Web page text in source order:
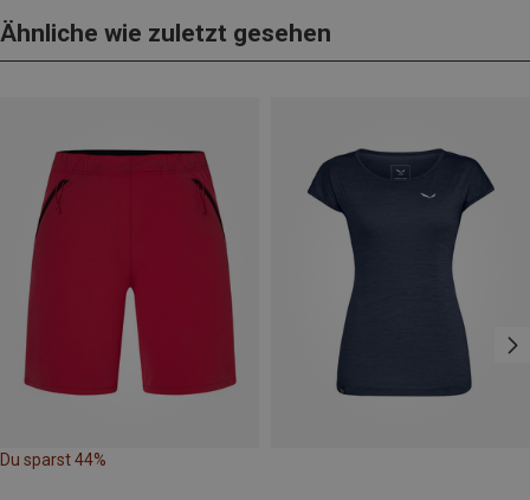
Ähnliche wie zuletzt gesehen
Du sparst 44%